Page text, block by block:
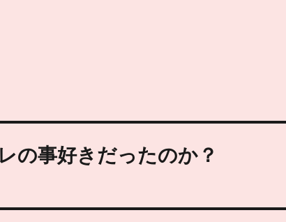
の事好きだったのか？